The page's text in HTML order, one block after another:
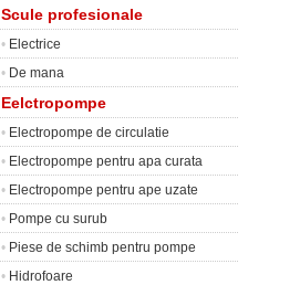
Scule profesionale
• Electrice
• De mana
Eelctropompe
• Electropompe de circulatie
• Electropompe pentru apa curata
• Electropompe pentru ape uzate
• Pompe cu surub
• Piese de schimb pentru pompe
• Hidrofoare